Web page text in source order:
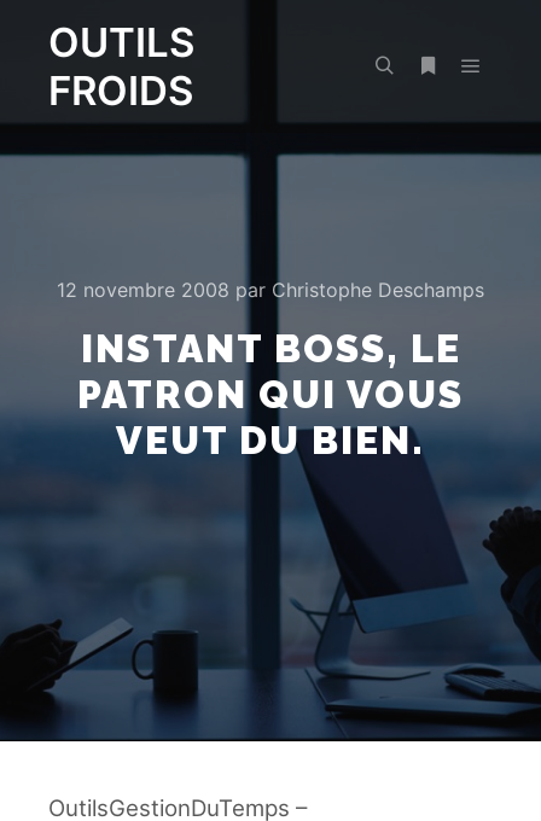
OUTILS
FROIDS
12 novembre 2008 par Christophe Deschamps
INSTANT BOSS, LE
PATRON QUI VOUS
VEUT DU BIEN.
OutilsGestionDuTemps –